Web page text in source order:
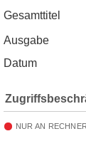
Gesamttitel
Ausgabe
Datum
NUR AN